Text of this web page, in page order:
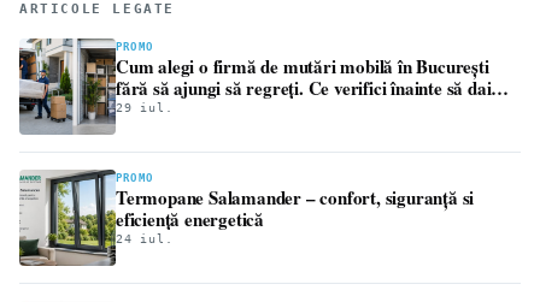
ARTICOLE LEGATE
PROMO
Cum alegi o firmă de mutări mobilă în București
fără să ajungi să regreți. Ce verifici înainte să dai
avansul
29 iul.
PROMO
Termopane Salamander – confort, siguranță si
eficiență energetică
24 iul.